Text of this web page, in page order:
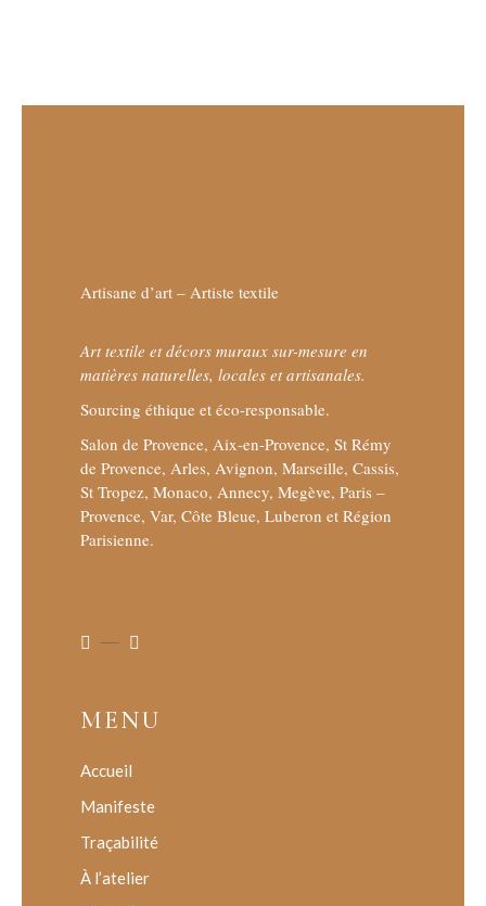
Artisane d’art – Artiste textile
Art textile et décors muraux sur-mesure en
matières naturelles, locales et artisanales.
Sourcing éthique et éco-responsable.
Salon de Provence, Aix-en-Provence, St Rémy
de Provence, Arles, Avignon, Marseille, Cassis,
St Tropez, Monaco, Annecy, Megève, Paris –
Provence, Var, Côte Bleue, Luberon et Région
Parisienne.
MENU
Accueil
Manifeste
Traçabilité
À l’atelier